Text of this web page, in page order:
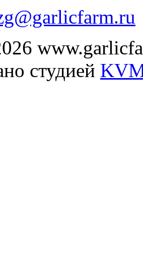
студией